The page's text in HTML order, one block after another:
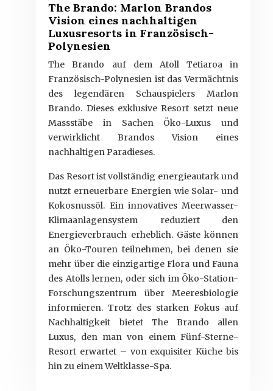
The Brando: Marlon Brandos
Vision eines nachhaltigen
Luxusresorts in Französisch-
Polynesien
The Brando auf dem Atoll Tetiaroa in
Französisch-Polynesien ist das Vermächtnis
des legendären Schauspielers Marlon
Brando. Dieses exklusive Resort setzt neue
Massstäbe in Sachen Öko-Luxus und
verwirklicht Brandos Vision eines
nachhaltigen Paradieses.
Das Resort ist vollständig energieautark und
nutzt erneuerbare Energien wie Solar- und
Kokosnussöl. Ein innovatives Meerwasser-
Klimaanlagensystem reduziert den
Energieverbrauch erheblich. Gäste können
an Öko-Touren teilnehmen, bei denen sie
mehr über die einzigartige Flora und Fauna
des Atolls lernen, oder sich im Öko-Station-
Forschungszentrum über Meeresbiologie
informieren. Trotz des starken Fokus auf
Nachhaltigkeit bietet The Brando allen
Luxus, den man von einem Fünf-Sterne-
Resort erwartet – von exquisiter Küche bis
hin zu einem Weltklasse-Spa.